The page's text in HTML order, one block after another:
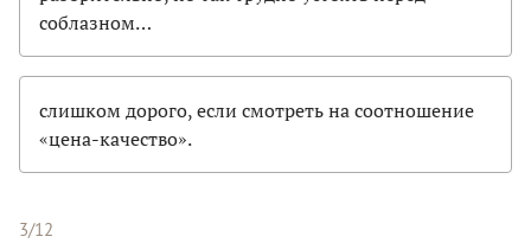
соблазном…
слишком дорого, если смотреть на соотношение
«цена-качество».
3/12